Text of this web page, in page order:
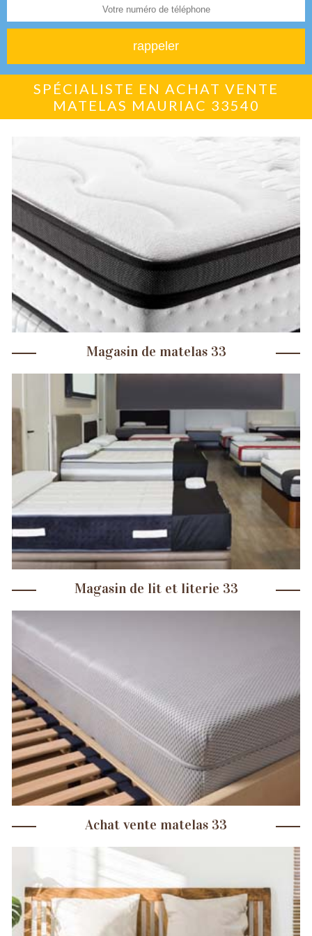
SPÉCIALISTE EN ACHAT VENTE
MATELAS MAURIAC 33540
Magasin de matelas 33
Magasin de lit et literie 33
Achat vente matelas 33